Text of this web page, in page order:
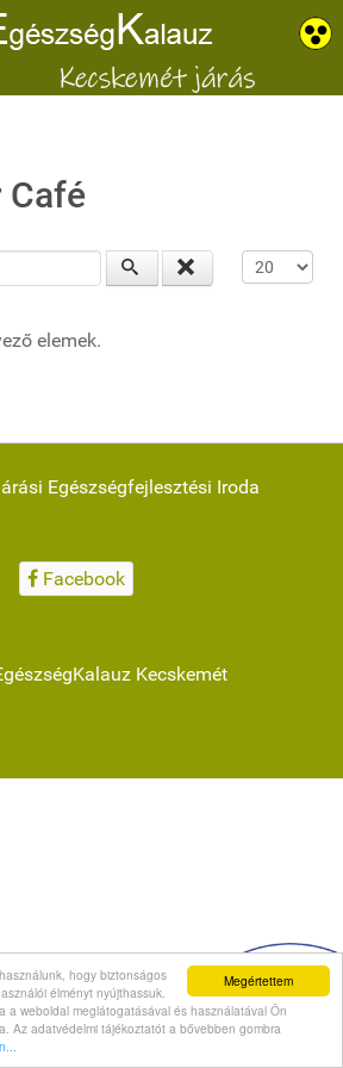
Megértettem
hogy biztonságos
élményt nyújthassuk.
a weboldal meglátogatásával és használatával Ön
Az adatvédelmi tájékoztatót a bővebben gombra
Café
Tételek #
elemek.
Egészségfejlesztési Iroda
Facebook
Kecskemét